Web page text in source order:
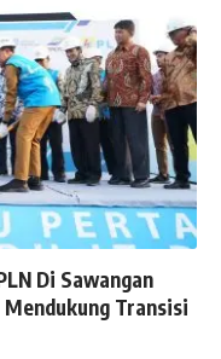
Di Sawangan
Transisi